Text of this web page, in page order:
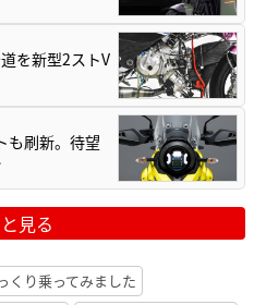
を新型2ストV
も刷新。待望
見る
くり乗ってみました